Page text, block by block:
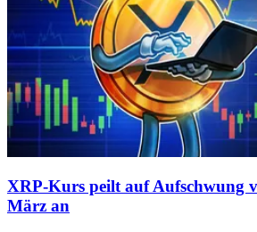
XRP-Kurs peilt auf Aufschwung
März an